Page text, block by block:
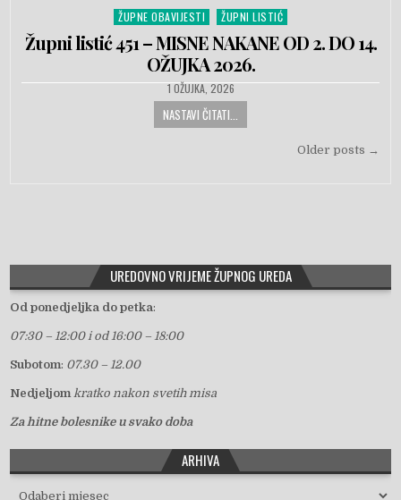
Posted in
ŽUPNE OBAVIJESTI ŽUPNI LISTIĆ
Župni listić 451 – MISNE NAKANE OD 2. DO 14.
OŽUJKA 2026.
PUBLISHED DATE:
1 OŽUJKA, 2026
NASTAVI ČITATI...
Older posts →
UREDOVNO VRIJEME ŽUPNOG UREDA
Od ponedjeljka do petka:
07:30 – 12:00 i od 16:00 – 18:00
Subotom: 07.30 – 12.00
Nedjeljom kratko nakon svetih misa
Za hitne bolesnike u svako doba
ARHIVA
Arhiva